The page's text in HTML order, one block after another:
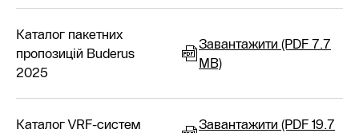
Каталог пакетних
пропозицій Buderus
2025
Завантажити (PDF 7.7
MB)
Каталог VRF-систем
Завантажити (PDF 19.7